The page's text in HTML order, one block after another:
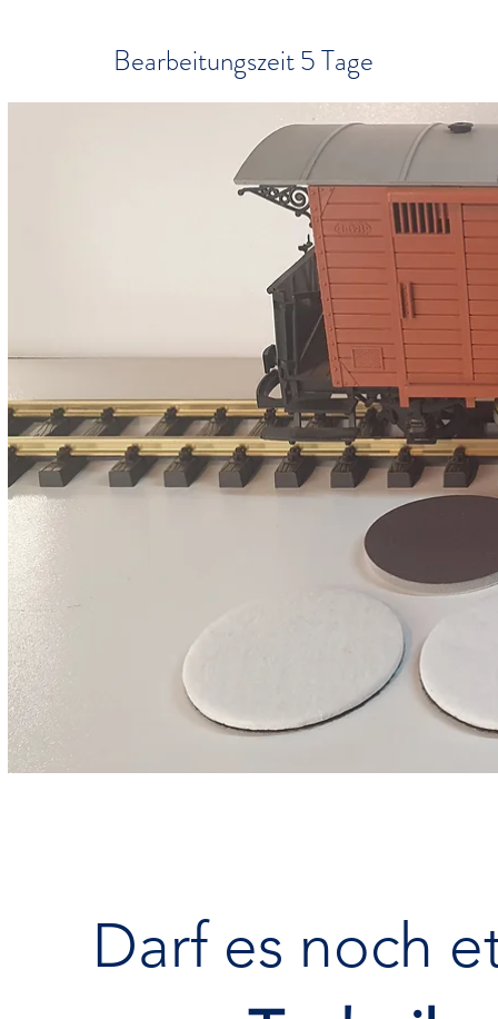
Bearbeitungszeit5 Tage
Darf es noch